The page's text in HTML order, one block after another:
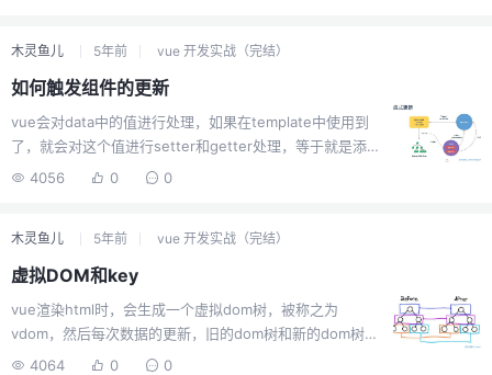
件不需要知道哪些后代组件使用它提供的属性后代组件不需要知道被注入
的属性来自哪里例子：父组件<script> export default { provide: { foo:
木灵鱼儿 5年前 vue 开发实战（完结）
如何触发组件的更新
vue会对data中的值进行处理，如果在template中使用到
了，就会对这个值进行setter和getter处理，等于就是添
加到了watch一样，当数据发生变化时，就会触发的方对
vue都运行完毕了再进行添加，是无法响应式更新的。也就
是说。vue的响应式更新，他只能监听你一开始就预设好的
值，如果你是后面再手动添加的，是无法检测到的，也就
无法进行更新。比如：data(){ return { obj:{} } }有一个
obj的空对象我们手动给他附加...
4056 0 0
木灵鱼儿 5年前 vue 开发实战（完结）
虚拟DOM和key
vue渲染html时，会生成一个虚拟dom树，被称之为
vdom，然后每次数据的更新，旧的dom树和新的dom树进
行比对，然后针对性的更新。两个dom树之间的对比，最
4064 0 0